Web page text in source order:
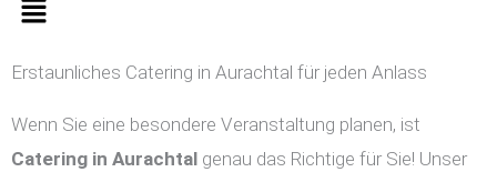
Erstaunliches Catering in Aurachtal für jeden Anlass
Wenn Sie eine besondere Veranstaltung planen, ist
Catering in Aurachtal genau das Richtige für Sie! Unser